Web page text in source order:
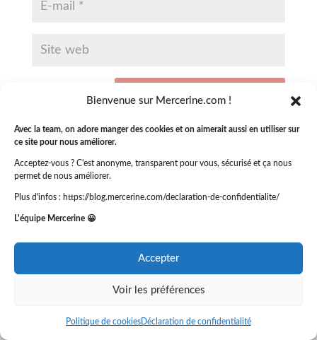
Bienvenue sur Mercerine.com !
Avec la team, on adore manger des cookies et on aimerait aussi en utiliser sur
ce site pour nous améliorer.
Acceptez-vous ? C'est anonyme, transparent pour vous, sécurisé et ça nous
permet de nous améliorer.
Plus d'infos : https://blog.mercerine.com/declaration-de-confidentialite/
L'équipe Mercerine 😀
Accepter
Voir les préférences
Politique de cookies Déclaration de confidentialité
posez sur notre mercerie en ligne
email : hello@mercerine.com